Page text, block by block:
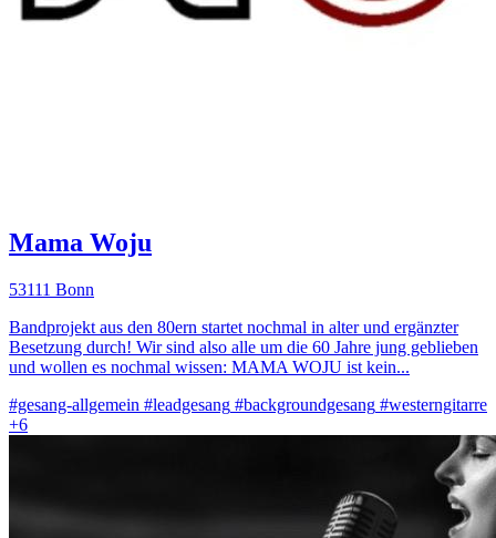
Mama Woju
53111 Bonn
Bandprojekt aus den 80ern startet nochmal in alter und ergänzter
Besetzung durch! Wir sind also alle um die 60 Jahre jung geblieben
und wollen es nochmal wissen: MAMA WOJU ist kein...
#gesang-allgemein #leadgesang #backgroundgesang #westerngitarre
+6